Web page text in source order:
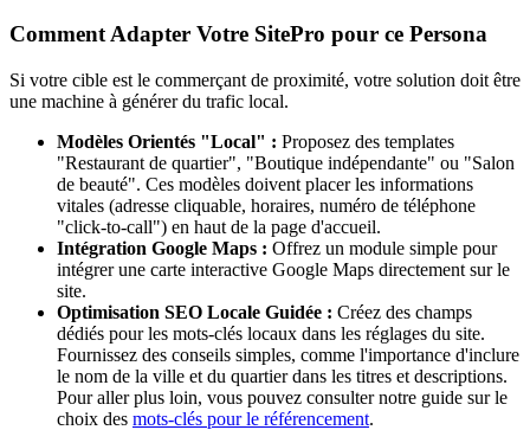
Comment Adapter Votre SitePro pour ce Persona
Si votre cible est le commerçant de proximité, votre solution doit être
une machine à générer du trafic local.
Modèles Orientés "Local" : Proposez des templates
"Restaurant de quartier", "Boutique indépendante" ou "Salon
de beauté". Ces modèles doivent placer les informations
vitales (adresse cliquable, horaires, numéro de téléphone
"click-to-call") en haut de la page d'accueil.
Intégration Google Maps : Offrez un module simple pour
intégrer une carte interactive Google Maps directement sur le
site.
Optimisation SEO Locale Guidée : Créez des champs
dédiés pour les mots-clés locaux dans les réglages du site.
Fournissez des conseils simples, comme l'importance d'inclure
le nom de la ville et du quartier dans les titres et descriptions.
Pour aller plus loin, vous pouvez consulter notre guide sur le
choix des mots-clés pour le référencement.